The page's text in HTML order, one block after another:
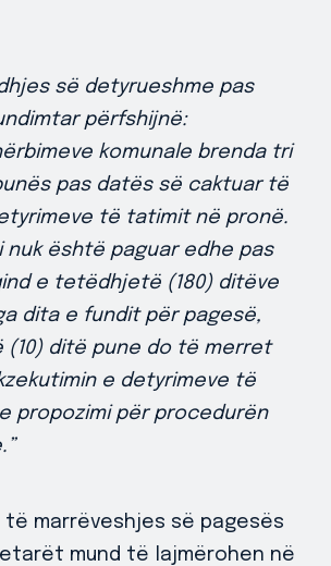
së detyrueshme pas
përfshijnë:
komunale brenda tri
pas datës së caktuar të
të tatimit në pronë.
nuk është paguar edhe pas
e tetëdhjetë (180) ditëve
dita e fundit për pagesë,
(10) ditë pune do të merret
e detyrimeve të
propozimi për procedurën
të marrëveshjes së pagesës
mund të lajmërohen në